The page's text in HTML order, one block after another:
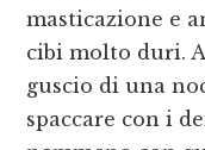
masticazione e
cibi molto duri.
guscio di una
spaccare con i